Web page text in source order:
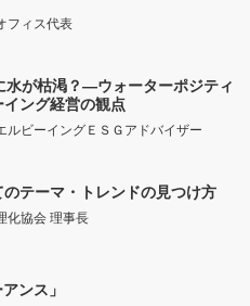
フィス代表
が枯渇？―ウォーターポジティ
ング経営の観点
ルビーイングＥＳＧアドバイザー
テーマ・トレンドの見つけ方
化協会 理事長
ンス」